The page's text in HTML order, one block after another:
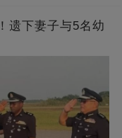
遗下妻子与5名幼